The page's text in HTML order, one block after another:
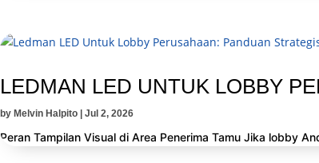
LEDMAN LED UNTUK LOBBY
by Melvin Halpito Jul 2, 2026
Peran Tampilan Visual di Area Penerima Tamu Jika lobby